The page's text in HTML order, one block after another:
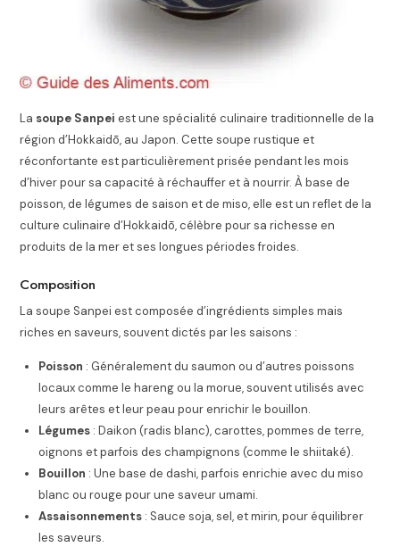
La soupe Sanpei est une spécialité culinaire traditionnelle de la
région d’Hokkaidō, au Japon. Cette soupe rustique et
réconfortante est particulièrement prisée pendant les mois
d’hiver pour sa capacité à réchauffer et à nourrir. À base de
poisson, de légumes de saison et de miso, elle est un reflet de la
culture culinaire d’Hokkaidō, célèbre pour sa richesse en
produits de la mer et ses longues périodes froides.
Composition
La soupe Sanpei est composée d’ingrédients simples mais
riches en saveurs, souvent dictés par les saisons :
Poisson : Généralement du saumon ou d’autres poissons
locaux comme le hareng ou la morue, souvent utilisés avec
leurs arêtes et leur peau pour enrichir le bouillon.
Légumes : Daikon (radis blanc), carottes, pommes de terre,
oignons et parfois des champignons (comme le shiitaké).
Bouillon : Une base de dashi, parfois enrichie avec du miso
blanc ou rouge pour une saveur umami.
Assaisonnements : Sauce soja, sel, et mirin, pour équilibrer
les saveurs.